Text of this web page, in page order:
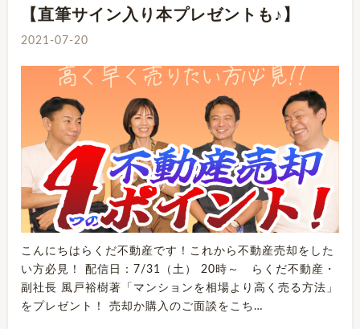
【直筆サイン入り本プレゼントも♪】
2021-07-20
こんにちはらくだ不動産です！これから不動産売却をした
い方必見！ 配信日：7/31（土） 20時～ らくだ不動産・
副社長 風戸裕樹著「マンションを相場より高く売る方法」
をプレゼント！ 売却か購入のご面談をこち…